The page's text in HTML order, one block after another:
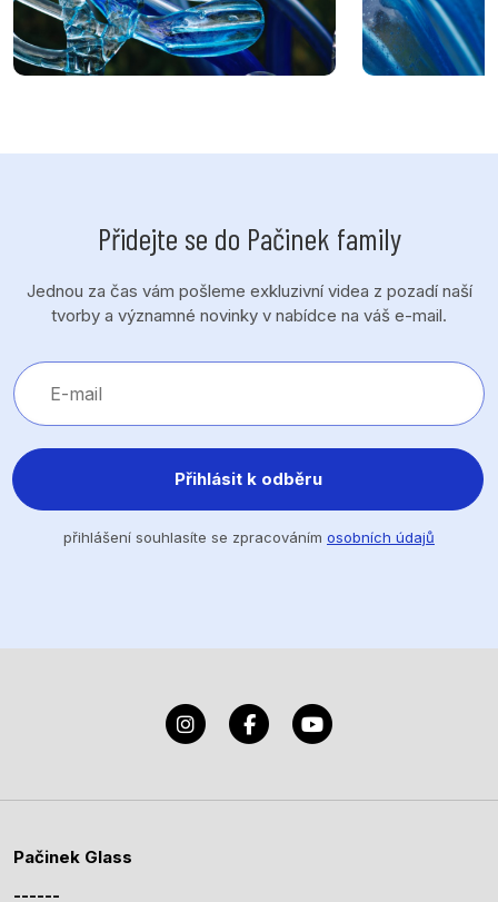
Přidejte se do Pačinek family
Jednou za čas vám pošleme exkluzivní videa z pozadí naší
tvorby a významné novinky v nabídce na váš e-mail.
Přihlásit k odběru
přihlášení souhlasíte se zpracováním osobních údajů
Pačinek Glass